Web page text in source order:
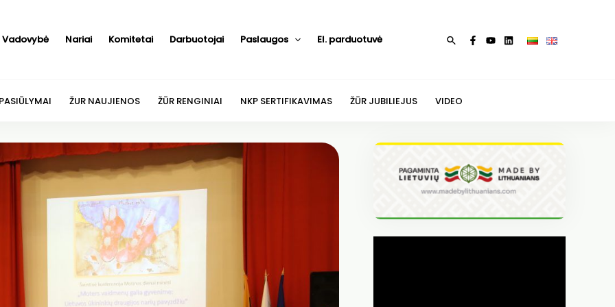
Vadovybė Nariai Komitetai Darbuotojai Paslaugos El. parduotuvė Paieška
ŽUR NAUJIENOS ŽŪR RENGINIAI NKP SERTIFIKAVIMAS ŽŪR JUBILIEJUS VIDEO